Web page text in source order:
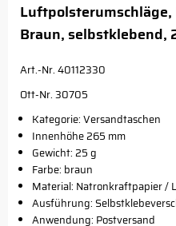
Braun, selbstklebend,
Art.-Nr. 40112330
Ott-Nr. 30705
Kategorie: Versandtaschen
Innenhöhe 265 mm
Gewicht: 25 g
Farbe: braun
Material: Natronkraftpapier /
Ausführung:
Anwendung: Postversand